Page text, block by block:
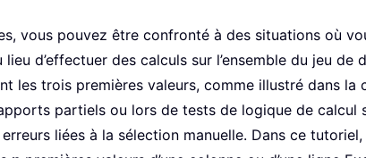
vous pouvez être confronté à des situations où
lieu d’effectuer des calculs sur l’ensemble du jeu
les trois premières valeurs, comme illustré dans
partiels ou lors de tests de logique de
liées à la sélection manuelle. Dans ce